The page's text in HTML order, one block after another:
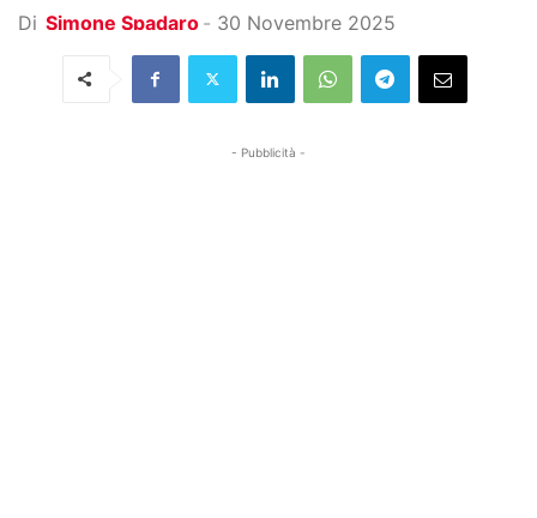
Di Simone Spadaro - 30 Novembre 2025
- Pubblicità -